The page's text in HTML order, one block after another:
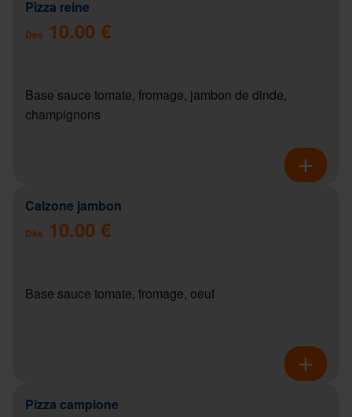
Pizza reine
Dès 10.00 €
Base sauce tomate, fromage, jambon de dinde,
champignons
Calzone jambon
Dès 10.00 €
Base sauce tomate, fromage, oeuf
Pizza campione